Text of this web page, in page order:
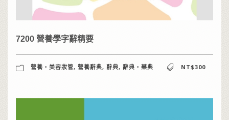
7200 營養學字辭精要
營養‧美容妝管, 營養辭典, 辭典, 辭典‧藥典 NT$300